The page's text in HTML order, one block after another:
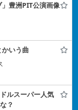
豊洲PIT公演画像
いう曲
ルスーパー人気
？